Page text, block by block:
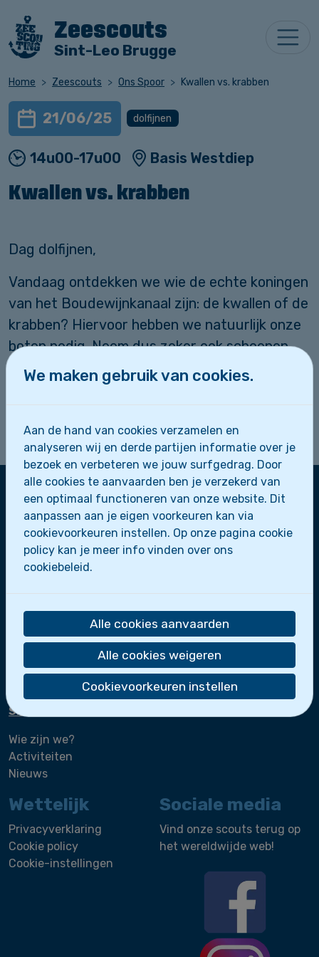
Zeescouts
Sint-Leo Brugge
Home Zeescouts Ons Spoor Kwallen vs. krabben
21/06/25 dolfijnen
14u00-17u00 Basis Westdiep
Kwallen vs. krabben
Dag dolfijnen,
Vandaag ontdekken we wie de echte koningen
van het Boudewijnkanaal zijn: de kwallen of de
krabben? Hiervoor hebben we natuurlijk onze
boten nodig. Neem dus zeker ook schoenen
met witte zolen en reservekledij mee. We
starten om 14u00 en eindigen weer om 17u00.
De leiding
Zeescouts Sint-Leo
Zeepaardjes
Zeewolfjes
Dolfijnen
Scheepsmakkers
Loodsen
Bootslui
De zeescouts maken deel uit van Scoutsgroep
Sint-Leo
Wie zijn we?
Activiteiten
Nieuws
Wettelijk
Privacyverklaring
Cookie policy
Cookie-instellingen
Sociale media
Vind onze scouts terug op
het wereldwijde web!
We maken gebruik van cookies.
Aan de hand van cookies verzamelen en
analyseren wij en derde partijen informatie over je
bezoek en verbeteren we jouw surfgedrag. Door
alle cookies te aanvaarden ben je verzekerd van
een optimaal functioneren van onze website. Dit
aanpassen aan je eigen voorkeuren kan via
cookievoorkeuren instellen. Op onze pagina cookie
policy kan je meer info vinden over ons
cookiebeleid.
Alle cookies aanvaarden
Alle cookies weigeren
Cookievoorkeuren instellen